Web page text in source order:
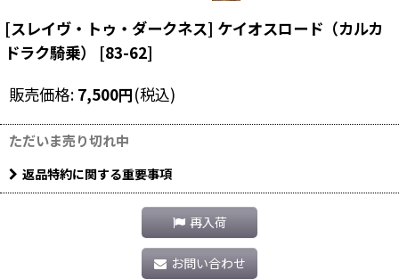
[スレイヴ・トゥ・ダークネス] ケイオスロード（カルカ
ドラク騎乗）
[83-62]
販売価格: 7,500円(税込)
ただいま売り切れ中
返品特約に関する重要事項
再入荷
お問い合わせ